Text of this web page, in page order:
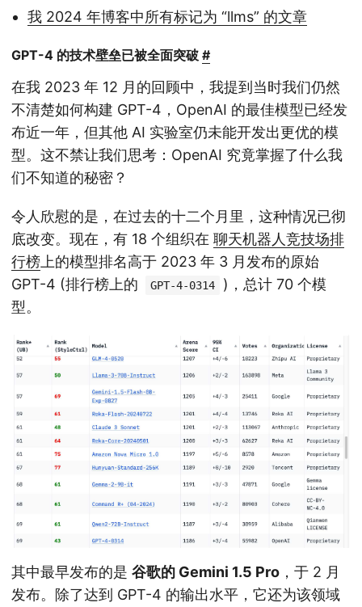
我 2024 年博客中所有标记为 “llms” 的文章
GPT-4 的技术壁垒已被全面突破 #
在我 2023 年 12 月的回顾中，我提到当时我们仍然
不清楚如何构建 GPT-4，OpenAI 的最佳模型已经发
布近一年，但其他 AI 实验室仍未能开发出更优的模
型。这不禁让我们思考：OpenAI 究竟掌握了什么我
们不知道的秘密？
令人欣慰的是，在过去的十二个月里，这种情况已彻
底改变。现在，有 18 个组织在 聊天机器人竞技场排
行榜上的模型排名高于 2023 年 3 月发布的原始
GPT-4 (排行榜上的
GPT-4-0314
)，总计 70 个模
型。
其中最早发布的是 谷歌的 Gemini 1.5 Pro ，于 2 月
发布。除了达到 GPT-4 的输出水平，它还为该领域